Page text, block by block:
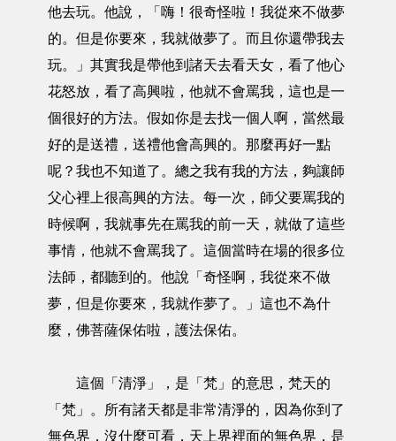
他去玩。他說，「嗨！很奇怪啦！我從來不做夢
的。但是你要來，我就做夢了。而且你還帶我去
玩。」其實我是帶他到諸天去看天女，看了他心
花怒放，看了高興啦，他就不會罵我，這也是一
個很好的方法。假如你是去找一個人啊，當然最
好的是送禮，送禮他會高興的。那麼再好一點
呢？我也不知道了。總之我有我的方法，夠讓師
父心裡上很高興的方法。每一次，師父要罵我的
時候啊，我就事先在罵我的前一天，就做了這些
事情，他就不會罵我了。這個當時在場的很多位
法師，都聽到的。他說「奇怪啊，我從來不做
夢，但是你要來，我就作夢了。」這也不為什
麼，佛菩薩保佑啦，護法保佑。
這個「清淨」，是「梵」的意思，梵天的
「梵」。所有諸天都是非常清淨的，因為你到了
無色界，沒什麼可看，天上界裡面的無色界，是